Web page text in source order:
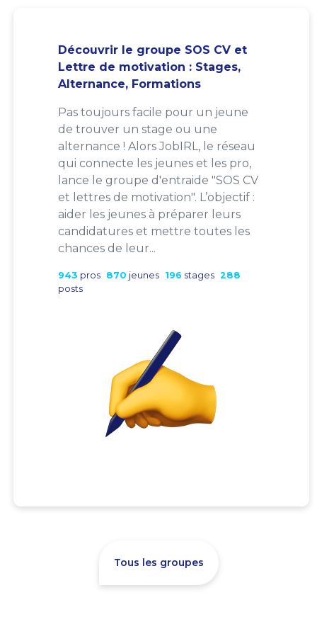
Découvrir le groupe SOS CV et
Lettre de motivation : Stages,
Alternance, Formations
Pas toujours facile pour un jeune
de trouver un stage ou une
alternance ! Alors JobIRL, le réseau
qui connecte les jeunes et les pro,
lance le groupe d'entraide "SOS CV
et lettres de motivation". L’objectif :
aider les jeunes à préparer leurs
candidatures et mettre toutes les
chances de leur...
943 pros 870 jeunes 196 stages 288
posts
Tous les groupes